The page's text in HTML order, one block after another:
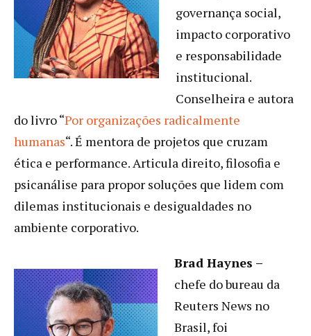
governança social,
impacto corporativo
e responsabilidade
institucional.
Conselheira e autora
do livro “Por organizações radicalmente
humanas“. É mentora de projetos que cruzam
ética e performance. Articula direito, filosofia e
psicanálise para propor soluções que lidem com
dilemas institucionais e desigualdades no
ambiente corporativo.
Brad Haynes –
chefe do bureau da
Reuters News no
Brasil, foi